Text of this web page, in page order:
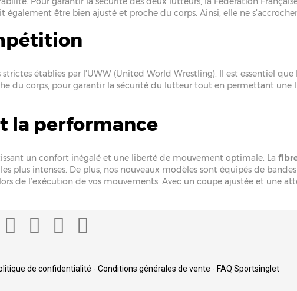
être bien ajusté et proche du corps. Ainsi, elle ne
établies par l'UWW (United World Wrestling). Il est essentiel que
du corps, pour garantir la sécurité du lutteur tout en permettant
la performance
un confort inégalé et une liberté de mouvement optimale. La
intenses. De plus, nos nouveaux modèles sont équipés de
de l’exécution de vos mouvements. Avec un coupe ajustée et une
de confidentialité - Conditions générales de vente - FAQ Sportsinglet